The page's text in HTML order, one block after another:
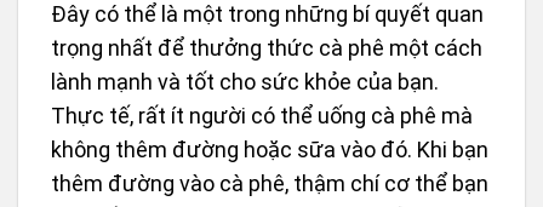
Đây có thể là một trong những bí quyết quan
trọng nhất để thưởng thức cà phê một cách
lành mạnh và tốt cho sức khỏe của bạn.
Thực tế, rất ít người có thể uống cà phê mà
không thêm đường hoặc sữa vào đó. Khi bạn
thêm đường vào cà phê, thậm chí cơ thể bạn